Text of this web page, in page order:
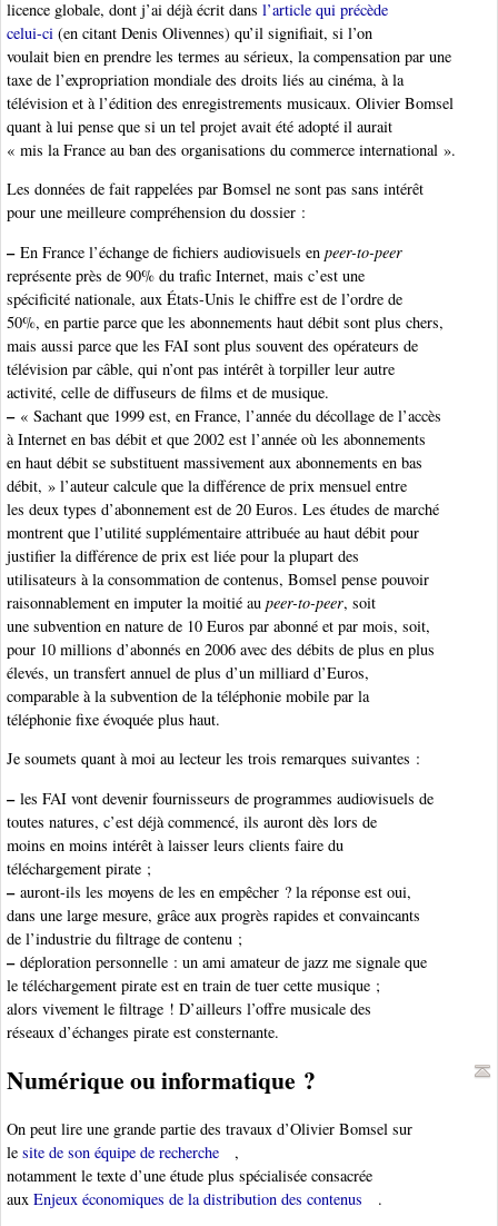
licence globale, dont j’ai déjà écrit dans l’article qui précède
celui-ci (en citant Denis Olivennes) qu’il signifiait, si l’on
voulait bien en prendre les termes au sérieux, la compensation par une
taxe de l’expropriation mondiale des droits liés au cinéma, à la
télévision et à l’édition des enregistrements musicaux. Olivier Bomsel
quant à lui pense que si un tel projet avait été adopté il aurait
« mis la France au ban des organisations du commerce international ».
Les données de fait rappelées par Bomsel ne sont pas sans intérêt
pour une meilleure compréhension du dossier :
–En France l’échange de fichiers audiovisuels en peer-to-peer
représente près de 90% du trafic Internet, mais c’est une
spécificité nationale, aux États-Unis le chiffre est de l’ordre de
50%, en partie parce que les abonnements haut débit sont plus chers,
mais aussi parce que les FAI sont plus souvent des opérateurs de
télévision par câble, qui n’ont pas intérêt à torpiller leur autre
activité, celle de diffuseurs de films et de musique.
–« Sachant que 1999 est, en France, l’année du décollage de l’accès
à Internet en bas débit et que 2002 est l’année où les abonnements
en haut débit se substituent massivement aux abonnements en bas
débit, » l’auteur calcule que la différence de prix mensuel entre
les deux types d’abonnement est de 20 Euros. Les études de marché
montrent que l’utilité supplémentaire attribuée au haut débit pour
justifier la différence de prix est liée pour la plupart des
utilisateurs à la consommation de contenus, Bomsel pense pouvoir
raisonnablement en imputer la moitié au peer-to-peer, soit
une subvention en nature de 10 Euros par abonné et par mois, soit,
pour 10 millions d’abonnés en 2006 avec des débits de plus en plus
élevés, un transfert annuel de plus d’un milliard d’Euros,
comparable à la subvention de la téléphonie mobile par la
téléphonie fixe évoquée plus haut.
Je soumets quant à moi au lecteur les trois remarques suivantes :
–les FAI vont devenir fournisseurs de programmes audiovisuels de
toutes natures, c’est déjà commencé, ils auront dès lors de
moins en moins intérêt à laisser leurs clients faire du
téléchargement pirate ;
–auront-ils les moyens de les en empêcher ? la réponse est oui,
dans une large mesure, grâce aux progrès rapides et convaincants
de l’industrie du filtrage de contenu ;
–déploration personnelle : un ami amateur de jazz me signale que
le téléchargement pirate est en train de tuer cette musique ;
alors vivement le filtrage ! D’ailleurs l’offre musicale des
réseaux d’échanges pirate est consternante.
Numérique ou informatique ?
On peut lire une grande partie des travaux d’Olivier Bomsel sur
le site de son équipe de recherche
,
notamment le texte d’une étude plus spécialisée consacrée
aux Enjeux économiques de la distribution des contenus
.